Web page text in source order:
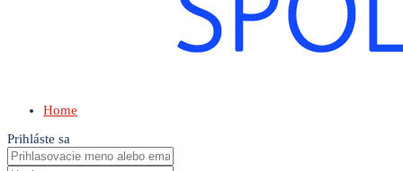
Home
Prihláste sa